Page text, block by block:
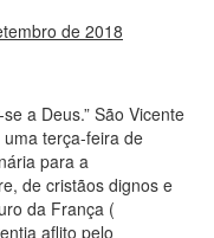
de 2018
a Deus.” São Vicente
terça-feira de
para a
de cristãos dignos e
da França (
aflito pelo